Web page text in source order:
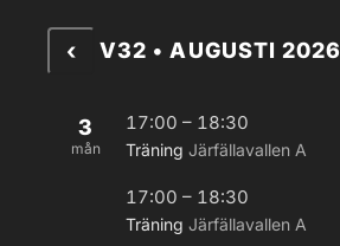
‹ V32 • AUGUSTI 2026
3
mån
17:00 – 18:30
Träning Järfällavallen A
17:00 – 18:30
Träning Järfällavallen A